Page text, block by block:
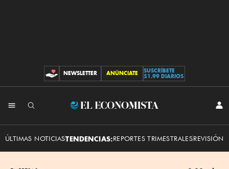
CONTRIBUCIONES
NEWSLETTER ANÚNCIATE
SUSCRÍBETE
$1.99 DIARIOS
El
ÚLTIMAS NOTICIASTENDENCIAS:REPORTES TRIMESTRALESREVISIÓN